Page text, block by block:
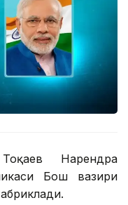
Нарендра
Бош вазири